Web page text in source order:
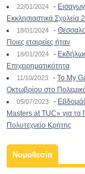
22/01/2024 -
Εκκλησιαστικά Σχολεία
18/01/2024 -
Ποιες εταιρείες ήταν
18/01/2024 -
Επιχειρηματικότητα
11/10/2023 -To My
Οκτωβρίου στο
05/07/2023 -
Masters at TUC» για
Πολυτεχνείο Κρήτης
Νομοθεσία